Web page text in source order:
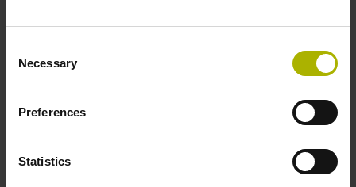
Selection
Necessary
Preferences
Statistics